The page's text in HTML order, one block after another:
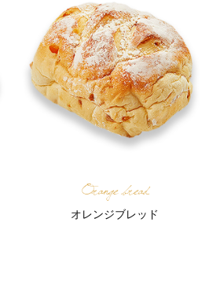
Orange bread
オレンジブレッド